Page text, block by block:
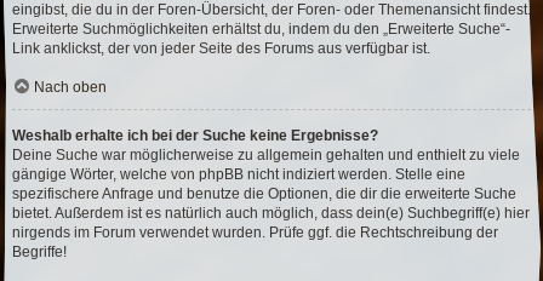
eingibst, die du in der Foren-Übersicht, der Foren- oder Themenansicht findest.
Erweiterte Suchmöglichkeiten erhältst du, indem du den „Erweiterte Suche“-
Link anklickst, der von jeder Seite des Forums aus verfügbar ist.
Nach oben
Weshalb erhalte ich bei der Suche keine Ergebnisse?
Deine Suche war möglicherweise zu allgemein gehalten und enthielt zu viele
gängige Wörter, welche von phpBB nicht indiziert werden. Stelle eine
spezifischere Anfrage und benutze die Optionen, die dir die erweiterte Suche
bietet. Außerdem ist es natürlich auch möglich, dass dein(e) Suchbegriff(e) hier
nirgends im Forum verwendet wurden. Prüfe ggf. die Rechtschreibung der
Begriffe!